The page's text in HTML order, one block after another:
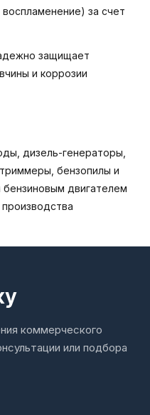
за счет
защищает
и коррозии
дизель-генераторы,
бензопилы и
бензиновым двигателем
коммерческого
или подбора